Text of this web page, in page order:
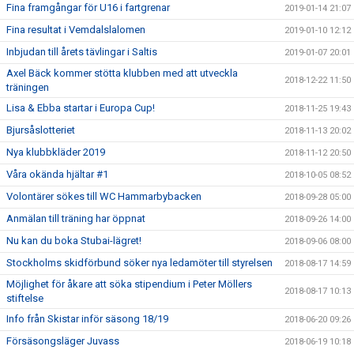
Fina framgångar för U16 i fartgrenar 2019-01-14 21:07
Fina resultat i Vemdalslalomen 2019-01-10 12:12
Inbjudan till årets tävlingar i Saltis 2019-01-07 20:01
Axel Bäck kommer stötta klubben med att utveckla
träningen
2018-12-22 11:50
Lisa & Ebba startar i Europa Cup! 2018-11-25 19:43
Bjursåslotteriet 2018-11-13 20:02
Nya klubbkläder 2019 2018-11-12 20:50
Våra okända hjältar #1 2018-10-05 08:52
Volontärer sökes till WC Hammarbybacken 2018-09-28 05:00
Anmälan till träning har öppnat 2018-09-26 14:00
Nu kan du boka Stubai-lägret! 2018-09-06 08:00
Stockholms skidförbund söker nya ledamöter till styrelsen 2018-08-17 14:59
Möjlighet för åkare att söka stipendium i Peter Möllers
stiftelse
2018-08-17 10:13
Info från Skistar inför säsong 18/19 2018-06-20 09:26
Försäsongsläger Juvass 2018-06-19 10:18